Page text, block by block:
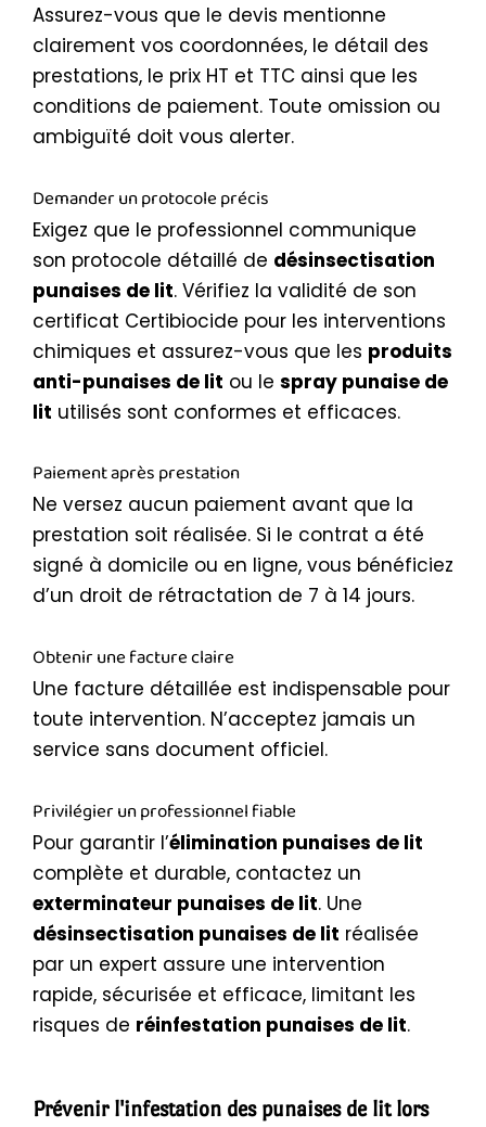
Assurez-vous que le devis mentionne
clairement vos coordonnées, le détail des
prestations, le prix HT et TTC ainsi que les
conditions de paiement. Toute omission ou
ambiguïté doit vous alerter.
Demander un protocole précis
Exigez que le professionnel communique
son protocole détaillé de désinsectisation
punaises de lit. Vérifiez la validité de son
certificat Certibiocide pour les interventions
chimiques et assurez-vous que les produits
anti-punaises de lit ou le spray punaise de
lit utilisés sont conformes et efficaces.
Paiement après prestation
Ne versez aucun paiement avant que la
prestation soit réalisée. Si le contrat a été
signé à domicile ou en ligne, vous bénéficiez
d’un droit de rétractation de 7 à 14 jours.
Obtenir une facture claire
Une facture détaillée est indispensable pour
toute intervention. N’acceptez jamais un
service sans document officiel.
Privilégier un professionnel fiable
Pour garantir l’élimination punaises de lit
complète et durable, contactez un
exterminateur punaises de lit. Une
désinsectisation punaises de lit réalisée
par un expert assure une intervention
rapide, sécurisée et efficace, limitant les
risques de réinfestation punaises de lit.
Prévenir l'infestation des punaises de lit lors